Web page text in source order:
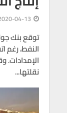
04-13
توقع بنك
النفط، رغم
الإمدادات.
نقلتها...